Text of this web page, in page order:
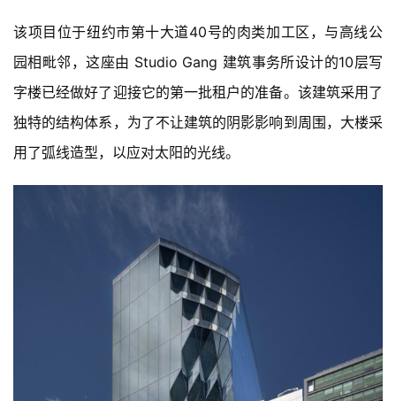
该项目位于纽约市第十大道40号的肉类加工区，与高线公
园相毗邻，这座由 Studio Gang 建筑事务所设计的10层写
字楼已经做好了迎接它的第一批租户的准备。该建筑采用了
独特的结构体系，为了不让建筑的阴影影响到周围，大楼采
用了弧线造型，以应对太阳的光线。